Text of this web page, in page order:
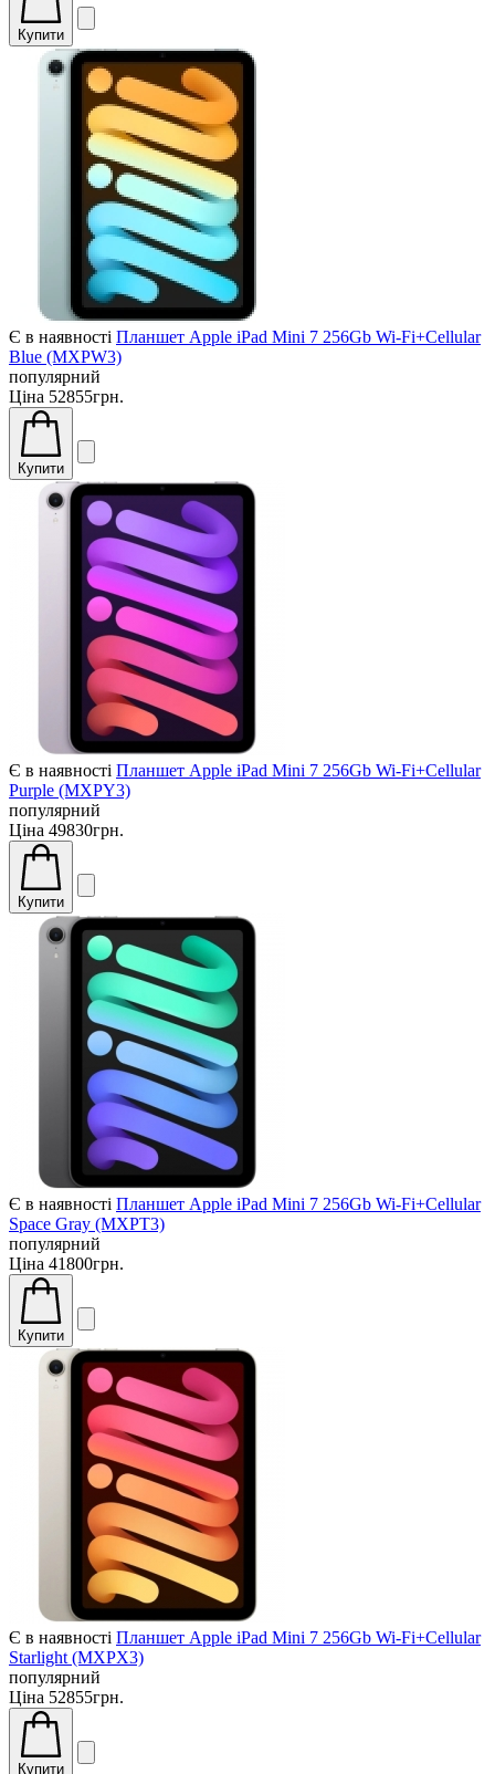
Купити
Є в наявності Планшет Apple iPad Mini 7 256Gb Wi-Fi+Cellular
Blue (MXPW3)
популярний
Ціна 52855грн.
Купити
Є в наявності Планшет Apple iPad Mini 7 256Gb Wi-Fi+Cellular
Purple (MXPY3)
популярний
Ціна 49830грн.
Купити
Є в наявності Планшет Apple iPad Mini 7 256Gb Wi-Fi+Cellular
Space Gray (MXPT3)
популярний
Ціна 41800грн.
Купити
Є в наявності Планшет Apple iPad Mini 7 256Gb Wi-Fi+Cellular
Starlight (MXPX3)
популярний
Ціна 52855грн.
Купити